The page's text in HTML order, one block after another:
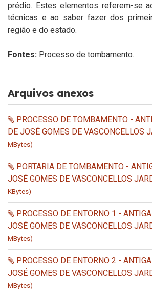
prédio. Estes elementos referem-se
técnicas e ao saber fazer dos
região e do estado.
Fontes: Processo de tombamento.
Arquivos anexos
PROCESSO DE TOMBAMENTO -
DE JOSÉ GOMES DE VASCONCELLOS
MBytes)
PORTARIA DE TOMBAMENTO -
JOSÉ GOMES DE VASCONCELLOS
KBytes)
PROCESSO DE ENTORNO 1 -
JOSÉ GOMES DE VASCONCELLOS
MBytes)
PROCESSO DE ENTORNO 2 -
JOSÉ GOMES DE VASCONCELLOS
MBytes)